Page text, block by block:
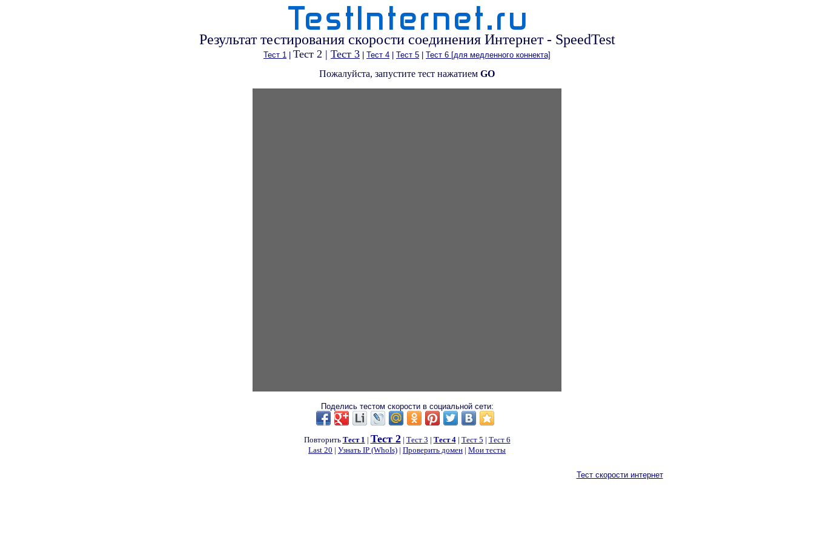
Результат тестирования скорости соединения Интернет - SpeedTest
Тест 1 Тест 2 | Тест 3 Тест 4 Тест 5 Тест 6 [для медленного коннекта]
Пожалуйста, запустите тест нажатием GO
Поделись тестом скорости в социальной сети:
Повторить Тест 1 | Тест 2| Тест 3 | Тест 4| Тест 5 | Тест 6
Last 20 | Узнать IP (WhoIs) | Проверить домен | Мои тесты
Тест скорости интернет